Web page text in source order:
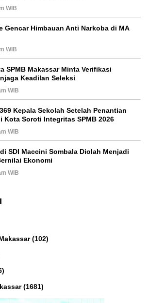
WIB
Gencar Himbauan Anti Narkoba di MA
WIB
SPMB Makassar Minta Verifikasi
Keadilan Seleksi
WIB
Kepala Sekolah Setelah Penantian
Kota Soroti Integritas SPMB 2026
WIB
SDI Maccini Sombala Diolah Menjadi
Ekonomi
WIB
(102)
(1681)